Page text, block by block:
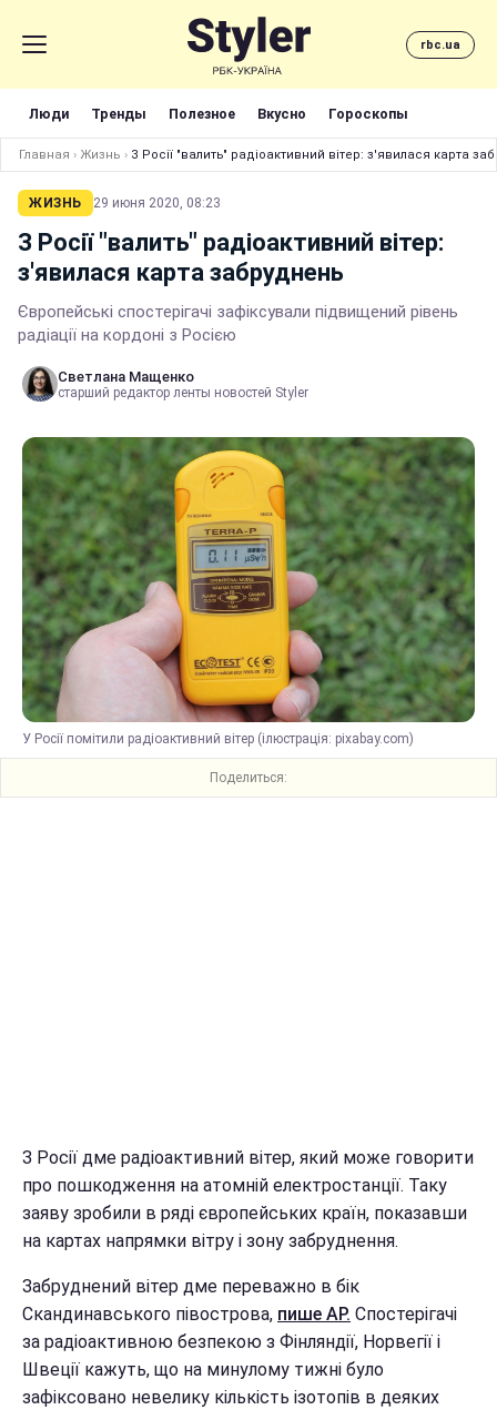
rbc.ua
Люди Тренды Полезное Вкусно Гороскопы
Главная › Жизнь › З Росії "валить" радіоактивний вітер: з'явилася карта
ЖИЗНЬ 29 июня 2020, 08:23
З Росії "валить" радіоактивний вітер:
з'явилася карта забруднень
Європейські спостерігачі зафіксували підвищений рівень
радіації на кордоні з Росією
Светлана Мащенко
старший редактор ленты новостей Styler
У Росії помітили радіоактивний вітер (ілюстрація: pixabay.com)
Поделиться:
З Росії дме радіоактивний вітер, який може говорити
про пошкодження на атомній електростанції. Таку
заяву зробили в ряді європейських країн, показавши
на картах напрямки вітру і зону забруднення.
Забруднений вітер дме переважно в бік
Скандинавського півострова, пише AP. Спостерігачі
за радіоактивною безпекою з Фінляндії, Норвегії і
Швеції кажуть, що на минулому тижні було
зафіксовано невелику кількість ізотопів в деяких